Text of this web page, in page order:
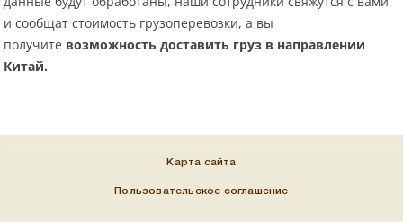
и сообщат стоимость грузоперевозки, а вы
получите возможность доставить груз в направлении
Китай.
Карта сайта
Пользовательское соглашение